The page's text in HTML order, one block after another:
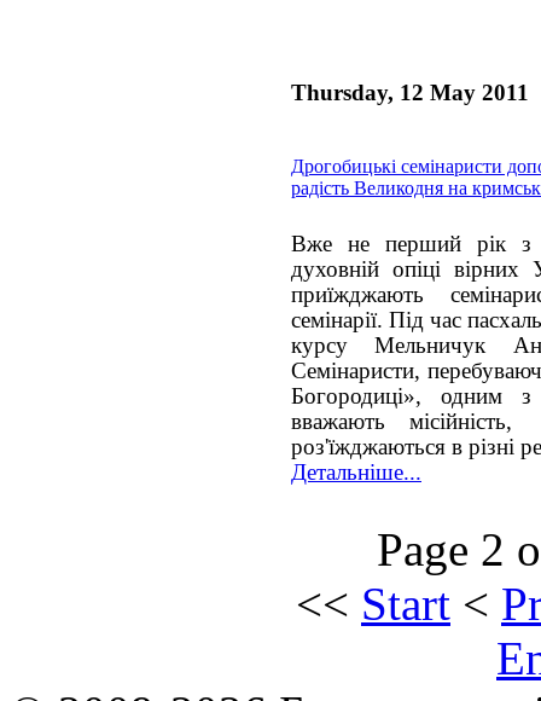
Thursday, 12 May 2011
Дрогобицькі семінаристи
радість Великодня на
Вже не перший рік з
духовній опіці
приїжджають
семінарії. Під чаc
курсу Мельничук
Семінаристи,
Богородиці», одним з
вважають
роз'їжджаються в різні
Детальніше...
Page 2
<< Start <